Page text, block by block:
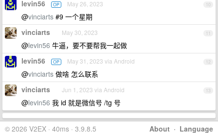
10
levin56 OP May 26, 2023
@vinciarts #9 一个星期
11
vinciarts May 30, 2023
@levin56 牛逼，要不要帮我一起做
12
levin56 OP May 31, 2023 via Android
@vinciarts 做啥 怎么联系
13
vinciarts Jun 1, 2023 via Android
@levin56 我 id 就是微信号 /tg 号
About · Language
© 2026 V2EX · 40ms · 3.9.8.5